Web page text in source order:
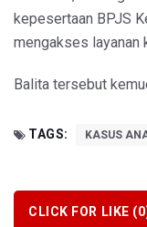
kepesertaan BPJS
mengakses layanan
Balita tersebut
TAGS: KASUS
CLICK FOR LIKE (0